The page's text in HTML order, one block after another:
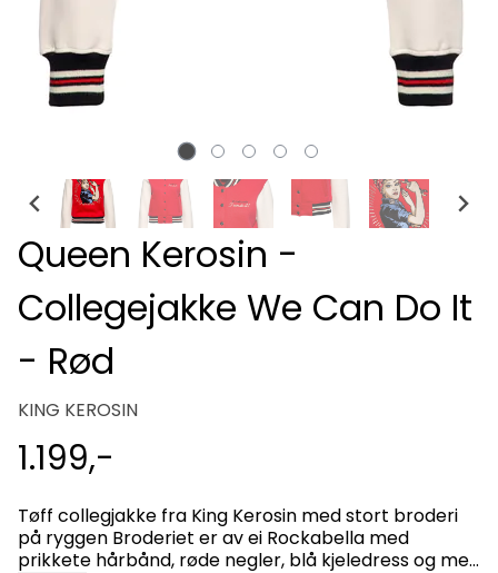
Queen Kerosin -
Collegejakke We Can Do It
- Rød
KING KEROSIN
1.199,-
Tøff collegjakke fra King Kerosin med stort broderi
på ryggen Broderiet er av ei Rockabella med
prikkete hårbånd, røde negler, blå kjeledress og med